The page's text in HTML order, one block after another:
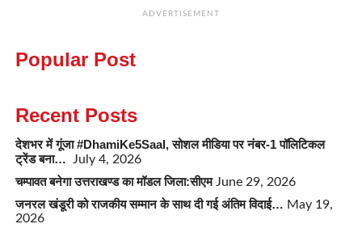
ADVERTISEMENT
Popular Post
Recent Posts
देशभर में गूंजा #DhamiKe5Saal, सोशल मीडिया पर नंबर-1 पॉलिटिकल
ट्रेंड बना… July 4, 2026
चम्पावत बनेगा उत्तराखण्ड का मॉडल जिला:सीएम June 29, 2026
जनरल खंडूरी को राजकीय सम्मान के साथ दी गई अंतिम विदाई… May 19,
2026